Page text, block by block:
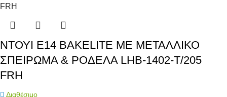
FRH
ΝΤΟΥΙ E14 BAKELITE ΜΕ ΜΕΤΑΛΛΙΚΟ
ΣΠΕΙΡΩΜΑ & ΡΟΔΕΛΑ LHB-1402-T/205
FRH
Διαθέσιμο